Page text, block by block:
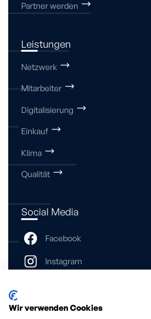
Partner werden
Leistungen
Netzwerk
Mitarbeiter
Digitalisierung
Einkauf
Klima
Qualität
Social Media
Wir verwenden Cookies